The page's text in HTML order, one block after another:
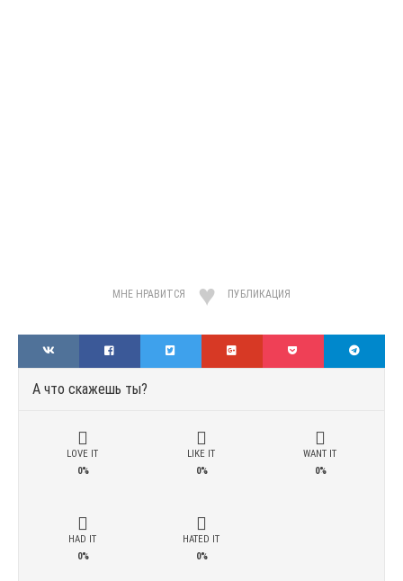
МНЕ НРАВИТСЯ ПУБЛИКАЦИЯ
А что скажешь ты?
LOVE IT
0%
LIKE IT
0%
WANT IT
0%
HAD IT
0%
HATED IT
0%